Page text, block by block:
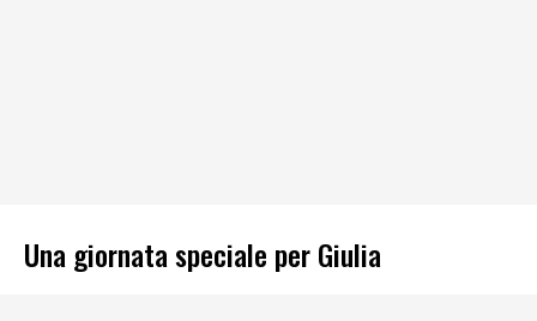
Una giornata speciale per Giulia